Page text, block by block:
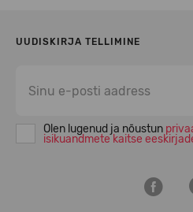
UUDISKIRJA TELLIMINE
Olen lugenud ja nõustun
isikuandmete kaitse